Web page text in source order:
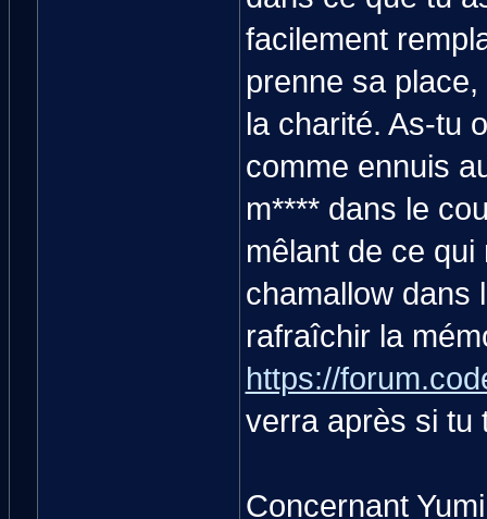
facilement
prenne sa place,
la charité. As-tu
comme ennuis
m**** dans le
mêlant de ce
chamallow dans
rafraîchir la
https://
verra après si tu
Concernant